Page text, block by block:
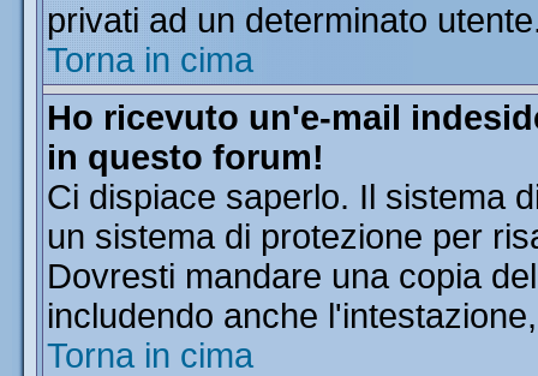
privati ad un determinato
Torna in cima
Ho ricevuto un'e-mail
in questo forum!
Ci dispiace saperlo. Il sistema
un sistema di protezione per
Dovresti mandare una copia
includendo anche
Torna in cima